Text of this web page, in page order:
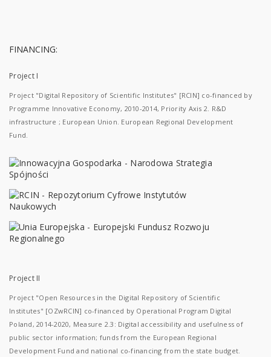
FINANCING:
Project I
Project "Digital Repository of Scientific Institutes" [RCIN] co-financed by
Programme Innovative Economy, 2010-2014, Priority Axis 2. R&D
infrastructure ; European Union. European Regional Development
Fund.
Project II
Project "Open Resources in the Digital Repository of Scientific
Institutes" [OZwRCIN] co-financed by Operational Program Digital
Poland, 2014-2020, Measure 2.3: Digital accessibility and usefulness of
public sector information; funds from the European Regional
Development Fund and national co-financing from the state budget.